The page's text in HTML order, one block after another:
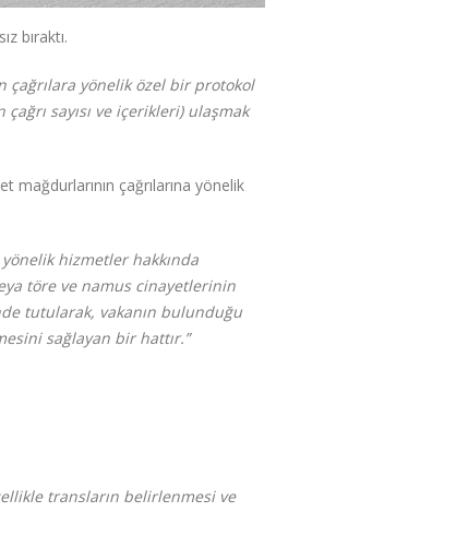
bıraktı.
çağrılara yönelik özel bir protokol
sayısı ve içerikleri) ulaşmak
çağrılarına yönelik
yönelik hizmetler hakkında
töre ve namus cinayetlerinin
tutularak, vakanın bulunduğu
sağlayan bir hattır.”
transların belirlenmesi ve